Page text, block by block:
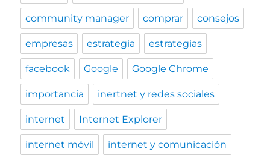
community manager comprar consejos
empresas estrategia estrategias
facebook Google Google Chrome
importancia inertnet y redes sociales
internet Internet Explorer
internet móvil internet y comunicación